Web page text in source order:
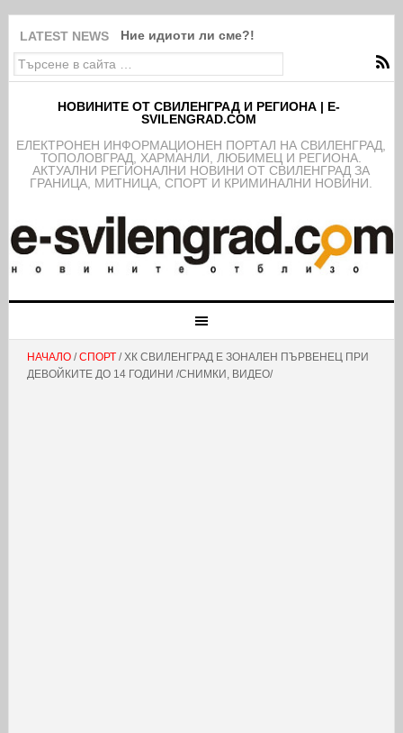
LATEST NEWS Ние идиоти ли сме?!
НОВИНИТЕ ОТ СВИЛЕНГРАД И РЕГИОНА | E-
SVILENGRAD.COM
EЛЕКТРОНЕН ИНФОРМАЦИОНЕН ПОРТАЛ НА СВИЛЕНГРАД,
ТОПОЛОВГРАД, ХАРМАНЛИ, ЛЮБИМЕЦ И РЕГИОНА.
АКТУАЛНИ РЕГИОНАЛНИ НОВИНИ ОТ СВИЛЕНГРАД ЗА
ГРАНИЦА, МИТНИЦА, СПОРТ И КРИМИНАЛНИ НОВИНИ.
НАЧАЛО/СПОРТ/ ХК СВИЛЕНГРАД Е ЗОНАЛЕН ПЪРВЕНЕЦ ПРИ
ДЕВОЙКИТЕ ДО 14 ГОДИНИ /СНИМКИ, ВИДЕО/